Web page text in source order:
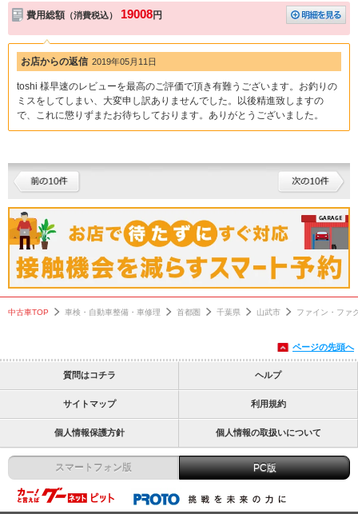
費用総額 （消費税込） 19008円
お店からの返信 2019年05月11日
toshi 様早速のレビューを最高のご評価で頂き有難うございます。お釣りの
ミスをしてしまい、大変申し訳ありませんでした。以後精進致しますの
で、これに懲りずまたお待ちしております。ありがとうございました。
中古車TOP 車検・自動車整備・車修理 首都圏 千葉県 山武市 ファイン・ファ
ページの先頭へ
質問はコチラ ヘルプ
サイトマップ 利用規約
個人情報保護方針 個人情報の取扱いについて
スマートフォン版 PC版